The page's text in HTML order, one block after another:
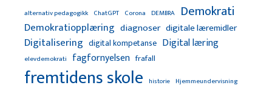
alternativ pedagogikk ChatGPT Corona DEMBRA Demokrati
Demokratiopplæring diagnoser digitale læremidler
Digitalisering digital kompetanse Digital læring
elevdemokrati fagfornyelsen frafall
fremtidens skole historie Hjemmeundervisning